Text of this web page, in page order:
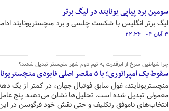
سومین برد پیاپی یونایتد در لیگ برتر
لیگ برتر انگلیس با شکست چلسی و برد منچستریونایتد
۳ آبان ۰۴ - ۲۲:۳۶
چرا شیاطین سرخ از ابرقدرت به تیم دوم شهر منچستر تبدیل شدند؟
سقوط یک امپراتوری؛ با ۵ مقصر اصلی نابودی منچستریونایتد آشنا شوید
منچستریونایتد، غول سابق فوتبال جهان، در کمتر از
معمولی تبدیل شده است. تحلیل‌ها نشان می‌دهند پنج عامل
انتخاب‌های ناموفق رتکلیف و حتی نقش خود فرگوسن در